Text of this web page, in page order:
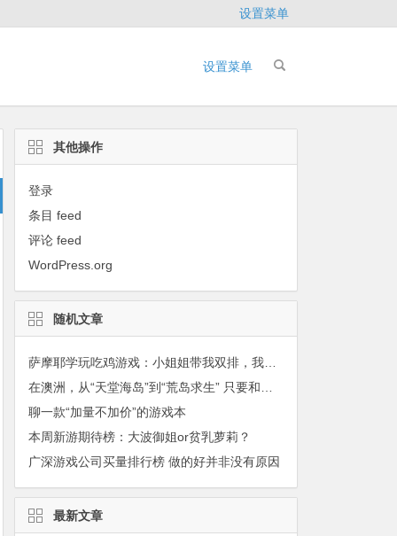
设置菜单
设置菜单
其他操作
登录
条目 feed
评论 feed
WordPress.org
随机文章
萨摩耶学玩吃鸡游戏：小姐姐带我双排，我不坑！
聊一款“加量不加价”的游戏本
本周新游期待榜：大波御姐or贫乳萝莉？
广深游戏公司买量排行榜 做的好并非没有原因
最新文章